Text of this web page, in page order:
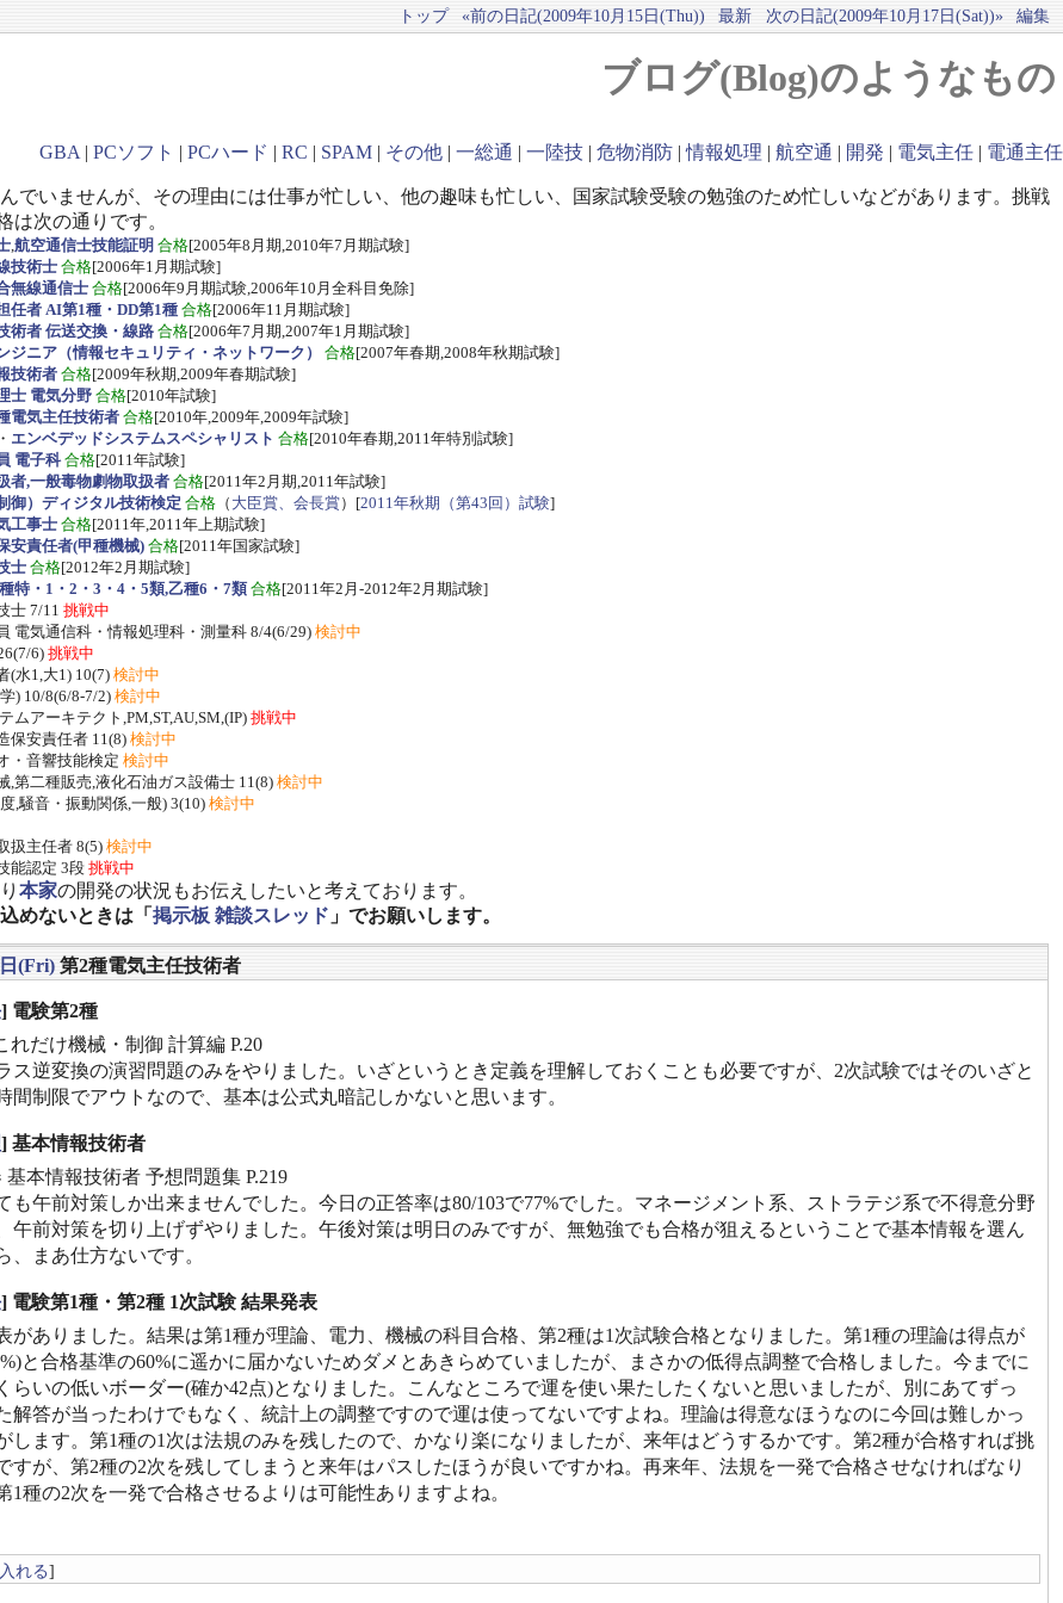
トップ «前の日記(2009年10月15日(Thu)) 最新 次の日記(2009年10月17日(Sat))» 編集
ブログ(Blog)のようなもの
GBA | PCソフト | PCハード | RC | SPAM | その他 | 一総通 | 一陸技 | 危物消防 |情報処理 | 航空通 | 開発 | 電気主任 | 電通主任
でいませんが、その理由には仕事が忙しい、他の趣味も忙しい、国家試験受験の勉強のため忙しいなどがあります。挑戦
は次の通りです。
,航空通信士技能証明 合格[2005年8月期,2010年7月期試験]
技術士 合格[2006年1月期試験]
無線通信士 合格[2006年9月期試験,2006年10月全科目免除]
任者 AI第1種・DD第1種 合格[2006年11月期試験]
術者 伝送交換・線路 合格[2006年7月期,2007年1月期試験]
ジニア（情報セキュリティ・ネットワーク）
合格[2007年春期,2008年秋期試験]
技術者 合格[2009年秋期,2009年春期試験]
士 電気分野 合格[2010年試験]
電気主任技術者 合格[2010年,2009年,2009年試験]
・ エンベデッドシステムスペシャリスト 合格[2010年春期,2011年特別試験]
電子科 合格[2011年試験]
者,一般毒物劇物取扱者 合格[2011年2月期,2011年試験]
御）ディジタル技術検定 合格 （ 大臣賞、会長賞）[2011年秋期（第43回）試験]
工事士 合格[2011年,2011年上期試験]
安責任者(甲種機械)合格[2011年国家試験]
士 合格[2012年2月期試験]
特・1・2・3・4・5類,乙種6・7類 合格[2011年2月-2012年2月期試験]
士 7/11 挑戦中
電気通信科・情報処理科・測量科 8/4(6/29) 検討中
6) 挑戦中
(水1,大1) 10(7) 検討中
) 10/8(6/8-7/2) 検討中
ムアーキテクト,PM,ST,AU,SM,(IP)挑戦中
保安責任者 11(8) 検討中
・音響技能検定 検討中
,第二種販売,液化石油ガス設備士 11(8) 検討中
,騒音・振動関係,一般) 3(10) 検討中
扱主任者 8(5) 検討中
能認定 3段 挑戦中
本家の開発の状況もお伝えしたいと考えております。
めないときは「 掲示板 雑談スレッド 」でお願いします。
(Fri) 第2種電気主任技術者
] 電験第2種
れだけ機械・制御 計算編 P.20
ス逆変換の演習問題のみをやりました。いざというとき定義を理解しておくことも必要ですが、2次試験ではそのいざと
間制限でアウトなので、基本は公式丸暗記しかないと思います。
] 基本情報技術者
基本情報技術者 予想問題集 P.219
も午前対策しか出来ませんでした。今日の正答率は80/103で77%でした。マネージメント系、ストラテジ系で不得意分野
午前対策を切り上げずやりました。午後対策は明日のみですが、無勉強でも合格が狙えるということで基本情報を選ん
、まあ仕方ないです。
] 電験第1種・第2種 1次試験 結果発表
がありました。結果は第1種が理論、電力、機械の科目合格、第2種は1次試験合格となりました。第1種の理論は得点が
と合格基準の60%に遥かに届かないためダメとあきらめていましたが、まさかの低得点調整で合格しました。今までに
らいの低いボーダー(確か42点)となりました。こんなところで運を使い果たしたくないと思いましたが、別にあてずっ
解答が当ったわけでもなく、統計上の調整ですので運は使ってないですよね。理論は得意なほうなのに今回は難しかっ
します。第1種の1次は法規のみを残したので、かなり楽になりましたが、来年はどうするかです。第2種が合格すれば挑
すが、第2種の2次を残してしまうと来年はパスしたほうが良いですかね。再来年、法規を一発で合格させなければなり
1種の2次を一発で合格させるよりは可能性ありますよね。
れる]